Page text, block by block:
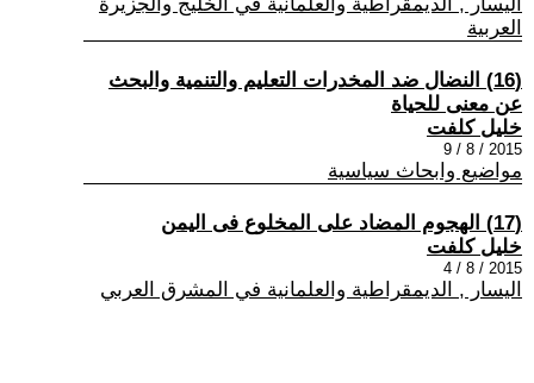
العربية
(16) النضال ضد المخدرات التعليم والتنمية والبحث
عن معنى للحياة
خليل كلفت
2015 / 8 / 9
مواضيع وابحاث سياسية
(17) الهجوم المضاد على المخلوع فى اليمن
خليل كلفت
2015 / 8 / 4
اليسار , الديمقراطية والعلمانية في المشرق العربي